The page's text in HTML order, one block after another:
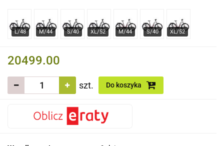
20499.00
szt. Do koszyka